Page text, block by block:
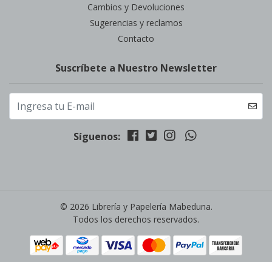
Cambios y Devoluciones
Sugerencias y reclamos
Contacto
Suscríbete a Nuestro Newsletter
Síguenos:
© 2026 Librería y Papelería Mabeduna.
Todos los derechos reservados.